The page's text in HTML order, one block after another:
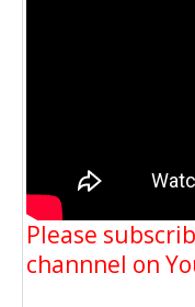
Please
channnel on